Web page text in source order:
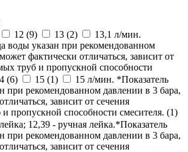
12 (9) 13 (2)
13,1 л/мин.
воды указан при рекомендованном
фактически отличаться, зависит от
труб и пропускной способности
(6) 15 (1)
15 л/мин. *Показатель
при рекомендованном давлении в 3 бара,
зависит от сечения
пропускной способности смесителя. (1)
12,39 - ручная лейка.*Показатель
при рекомендованном давлении в 3 бара,
зависит от сечения